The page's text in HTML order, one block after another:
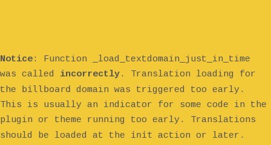
Notice: Function _load_textdomain_just_in_time
was called incorrectly. Translation loading for
the billboard domain was triggered too early.
This is usually an indicator for some code in the
plugin or theme running too early. Translations
should be loaded at the init action or later.